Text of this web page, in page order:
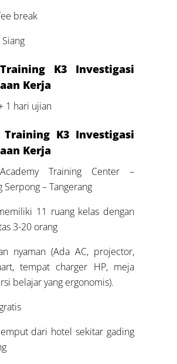
break
K3 Investigasi
Kerja
1 hari ujian
Training K3 Investigasi
Kerja
Training Center –
Serpong – Tangerang
11 ruang kelas dengan
3-20 orang
nyaman (Ada AC, projector,
tempat charger HP, meja
belajar yang ergonomis).
dari hotel sekitar gading